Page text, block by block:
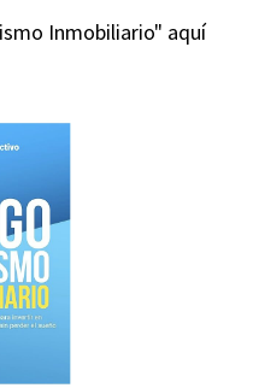
Inmobiliario" aquí